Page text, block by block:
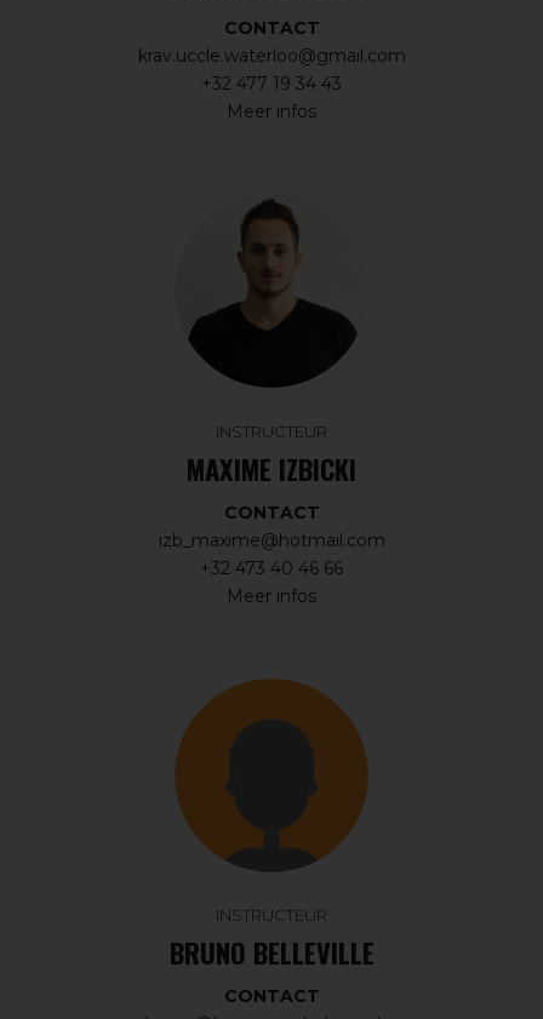
CONTACT
krav.uccle.waterloo@gmail.com
+32 477 19 34 43
Meer infos
INSTRUCTEUR
MAXIME IZBICKI
CONTACT
izb_maxime@hotmail.com
+32 473 40 46 66
Meer infos
INSTRUCTEUR
BRUNO BELLEVILLE
CONTACT